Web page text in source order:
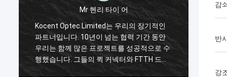
적으로 수
드롭
들의 제품
Mr 파블로
나는 i가 코상 옵텍이 2014년에 제한된 채로
첫 번째 순서를 했을 때 놀랐습니다. GYXTW
케이블의 한 컨테이너 40GP와 빠른 연결기,
패치 코드와 어댑터를 위한 한 컨테이너
20GP. 그들은 단지 2 주에 이 명령을 완성했
감
반
강